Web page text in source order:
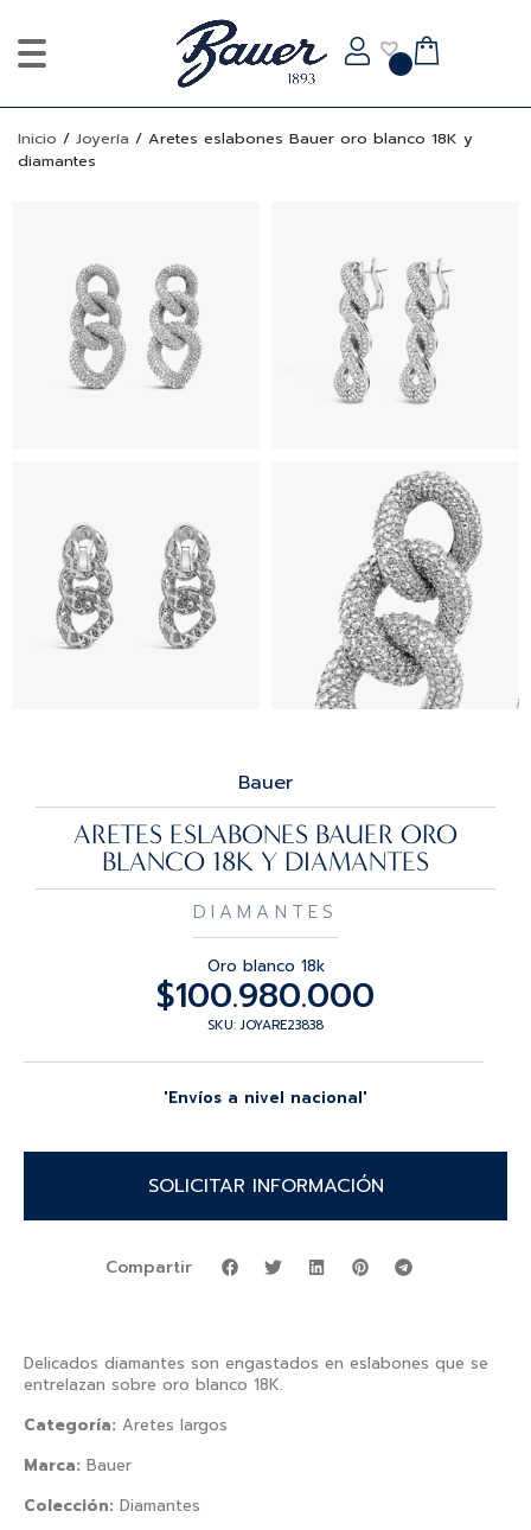
Inicio / Joyería / Aretes eslabones Bauer oro blanco 18K y
diamantes
Bauer
ARETES ESLABONES BAUER ORO
BLANCO 18K Y DIAMANTES
DIAMANTES
Oro blanco 18k
$100.980.000
SKU: JOYARE23838
'Envíos a nivel nacional'
SOLICITAR INFORMACIÓN
Compartir
Delicados diamantes son engastados en eslabones que se
entrelazan sobre oro blanco 18K.
Categoría: Aretes largos
Marca: Bauer
Colección: Diamantes